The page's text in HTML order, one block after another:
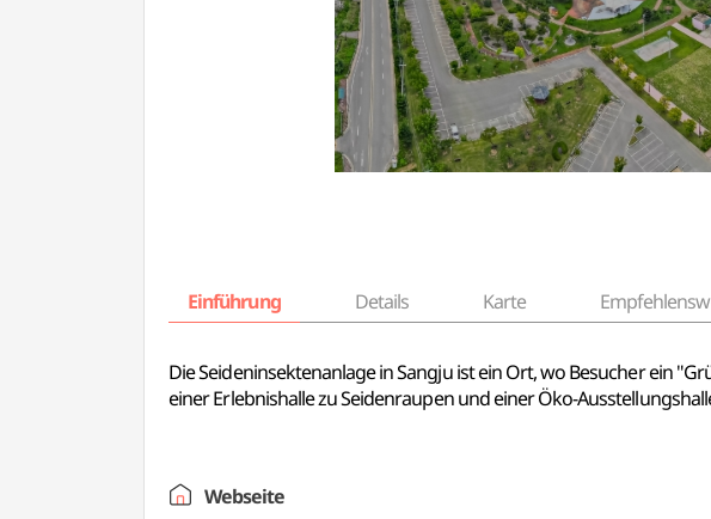
Einführung Details Karte
Die Seideninsektenanlage in Sangju ist ein Ort, wo Besucher ein
einer Erlebnishalle zu Seidenraupen und einer Öko-
Webseite